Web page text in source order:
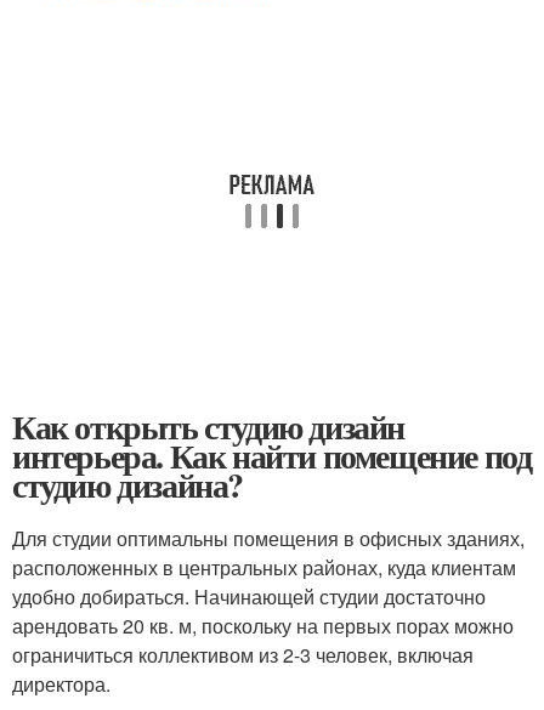
Как открыть студию дизайн
интерьера. Как найти помещение под
студию дизайна?
Для студии оптимальны помещения в офисных зданиях,
расположенных в центральных районах, куда клиентам
удобно добираться. Начинающей студии достаточно
арендовать 20 кв. м, поскольку на первых порах можно
ограничиться коллективом из 2-3 человек, включая
директора.